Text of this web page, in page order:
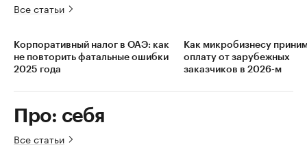
Все статьи
Корпоративный налог в ОАЭ: как
не повторить фатальные ошибки
2025 года
Как микробизнесу
оплату от зарубежных
заказчиков в 2026-м
Про: себя
Все статьи